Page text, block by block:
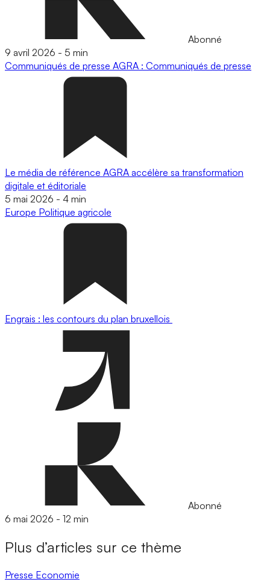
Abonné
9 avril 2026 - 5 min
Communiqués de presse AGRA : Communiqués de presse
Le média de référence AGRA accélère sa transformation
digitale et éditoriale
5 mai 2026 - 4 min
Europe Politique agricole
Engrais : les contours du plan bruxellois
Abonné
6 mai 2026 - 12 min
Plus d’articles sur ce thème
Presse Economie